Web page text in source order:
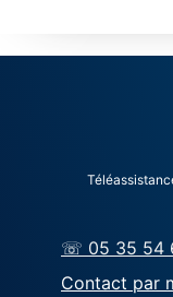
☏ 05 35 54
Contact par